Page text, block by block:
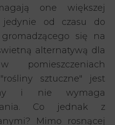
one większej
jedynie od czasu do
się na
alternatywą dla
sztuczne" jest
i nie wymaga
Co jednak z
Mimo rosnącej